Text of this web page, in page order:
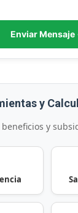
Enviar Mensaje
y
y